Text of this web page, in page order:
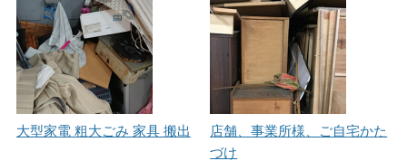
大型家電 粗大ごみ 家具 搬出
店舗、事業所様、ご自宅かた
づけ